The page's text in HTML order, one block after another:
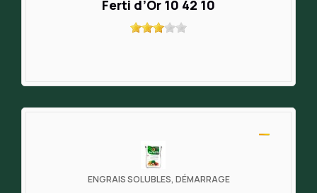
Ferti d’Or 10 42 10
ENGRAIS SOLUBLES, DÉMARRAGE